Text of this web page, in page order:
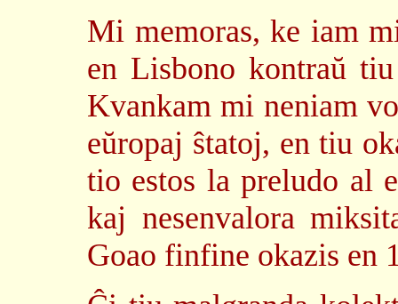
Mi memoras, ke iam
en Lisbono kontraŭ
Kvankam mi neniam
eŭropaj ŝtatoj, en tiu
tio estos la preludo al
kaj nesenvalora
Goao finfine okazis en